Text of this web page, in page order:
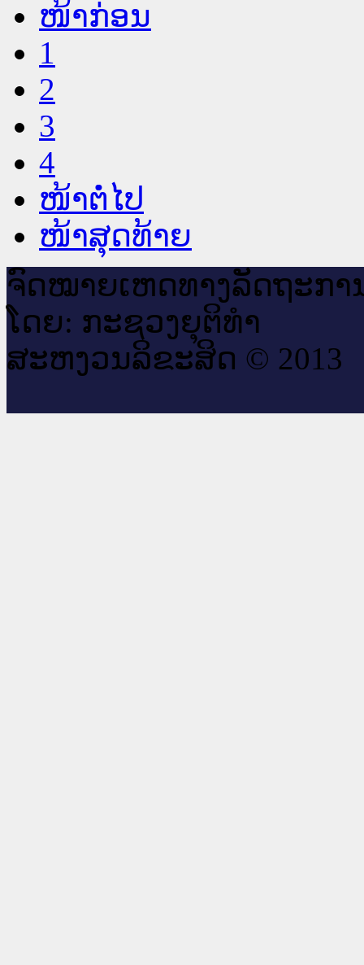
ໜ້າກ່ອນ
1
2
3
4
ໜ້າຕໍ່ໄປ
ໜ້າສຸດທ້າຍ
ຈົດ​ໝາຍ​ເຫດ​ທາງ​ລັດ​ຖະ​ກາ
ໂດຍ: ກະ​ຊວງຍຸ​ຕິ​ທຳ
ສະ​ຫງວນ​ລິ​ຂະ​ສິດ © 2013